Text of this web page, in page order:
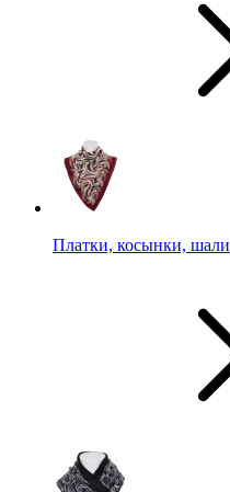
Платки, косынки, шали